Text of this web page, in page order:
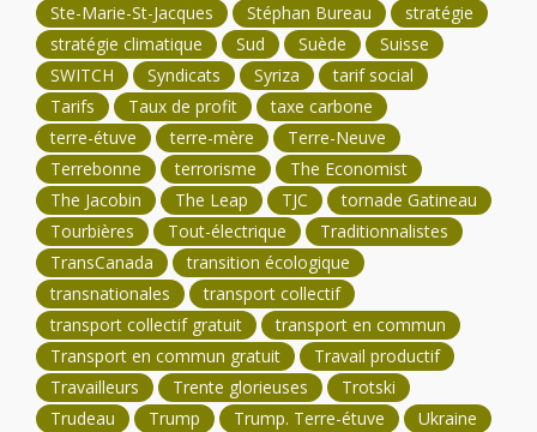
Ste-Marie-St-Jacques
Stéphan Bureau
stratégie
stratégie climatique
Sud Suède
Suisse
SWITCH
Syndicats Syriza
tarif social
Tarifs
Taux de profit
taxe carbone
terre-étuve
terre-mère
Terre-Neuve
Terrebonne
terrorisme
The Economist
The Jacobin
The Leap TJC
tornade Gatineau
Tourbières
Tout-électrique
Traditionnalistes
TransCanada
transition écologique
transnationales
transport collectif
transport collectif gratuit
transport en commun
Transport en commun gratuit
Travail productif
Travailleurs
Trente glorieuses
Trotski
Trudeau
Trump Trump. Terre-étuve
Ukraine